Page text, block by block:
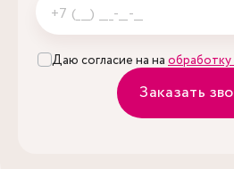
Даю согласие на на
Заказать